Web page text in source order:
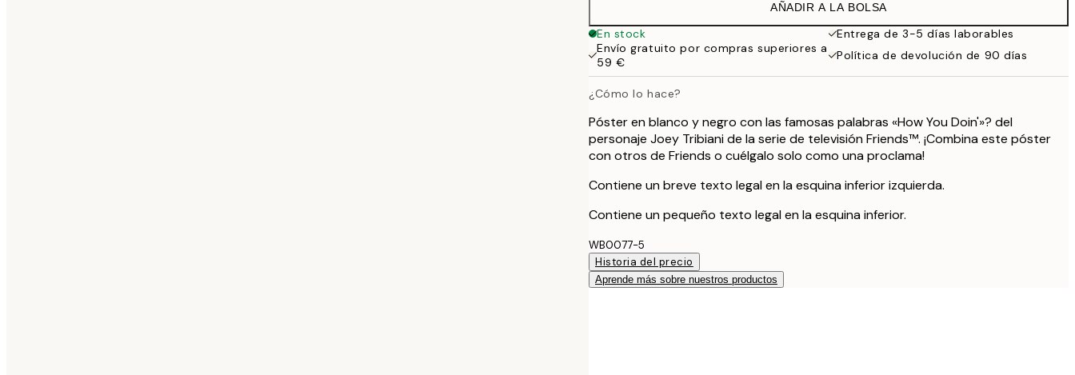
AÑADIR A LA BOLSA
En stock
Entrega de 3-5 días laborables
Envío gratuito por compras superiores a
59 €
Política de devolución de 90 días
¿Cómo lo hace?
Póster en blanco y negro con las famosas palabras «How You Doin'»? del
personaje Joey Tribiani de la serie de televisión Friends™. ¡Combina este póster
con otros de Friends o cuélgalo solo como una proclama!
Contiene un breve texto legal en la esquina inferior izquierda.
Contiene un pequeño texto legal en la esquina inferior.
WB0077-5
Historia del precio
Aprende más sobre nuestros productos